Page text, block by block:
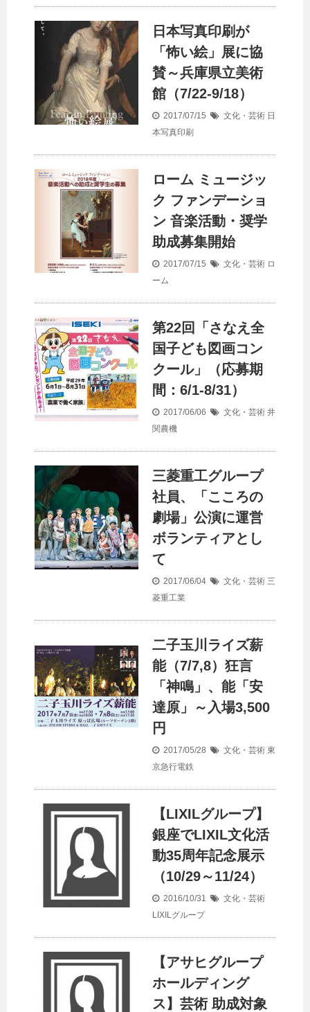
日本写真印刷が
「怖い絵」展に協
賛～兵庫県立美術
館（7/22-9/18）
2017/07/15 文化・芸術 日
本写真印刷
ローム ミュージッ
ク ファンデーショ
ン 音楽活動・奨学
助成募集開始
2017/07/15 文化・芸術 ロ
ーム
第22回「さなえ全
国子ども図画コン
クール」（応募期
間：6/1-8/31）
2017/06/06 文化・芸術 井
関農機
三菱重工グループ
社員、「こころの
劇場」公演に運営
ボランティアとし
て
2017/06/04 文化・芸術 三
菱重工業
二子玉川ライズ薪
能（7/7,8）狂言
「神鳴」、能「安
達原」～入場3,500
円
2017/05/28 文化・芸術 東
京急行電鉄
【LIXILグループ】
銀座でLIXIL文化活
動35周年記念展示
（10/29～11/24）
2016/10/31
文化・芸術
LIXILグループ
【アサヒグループ
ホールディング
ス】芸術 助成対象